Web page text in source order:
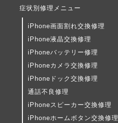
症状別修理メニュー
iPhone画面割れ交換修理
iPhone液晶交換修理
iPhoneバッテリー修理
iPhoneカメラ交換修理
iPhoneドック交換修理
通話不良修理
iPhoneスピーカー交換修理
iPhoneホームボタン交換修理